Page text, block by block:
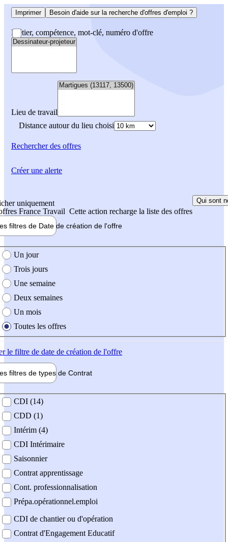
Imprimer Besoin d'aide sur la recherche d'offres d'emploi ?
Métier, compétence, mot-clé, numéro d'offre
Lieu de travail
Distance autour du lieu choisi
Rechercherdes offres
uniquement
France Travail Cette action recharge la liste des offres
Qui sont
filtres de Date de création de l'offre
création de l'offre
Un jour
Trois jours
Une semaine
Deux semaines
Un mois
Toutes les offres
le filtre de date de création de l'offre
filtres de types de Contrat
contrat
CDI (14)
CDD (1)
Intérim (4)
CDI Intérimaire
Saisonnier
Contrat apprentissage
Cont. professionnalisation
Prépa.opérationnel.emploi
CDI de chantier ou d'opération
Contrat d'Engagement Educatif
Créer une alerte